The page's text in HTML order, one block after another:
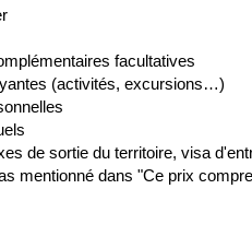
Bretagne, les Etat-Unis et
: sur le site du gouvernement
site du Service Public en
facultatives
(activités, excursions…)
de sortie du territoire, visa
mentionné dans "Ce prix